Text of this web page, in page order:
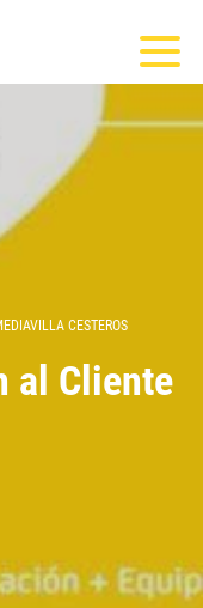
CESTEROS
al Cliente